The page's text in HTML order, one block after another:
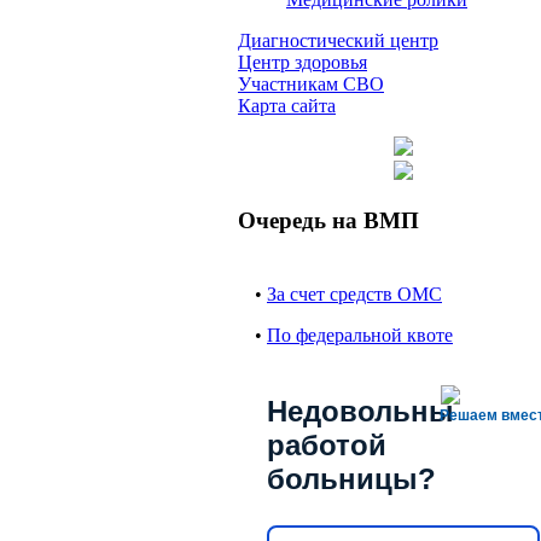
Диагностический центр
Центр здоровья
Участникам СВО
Карта сайта
Очередь на ВМП
• За счет средств ОМС
• По федеральной квоте
Решаем
Недовольны
работой
больницы?